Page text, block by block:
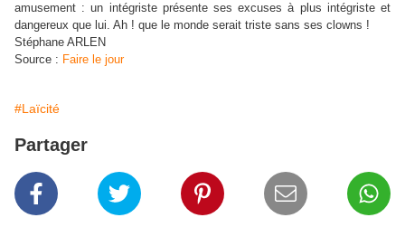
amusement : un intégriste présente ses excuses à plus intégriste et
dangereux que lui. Ah ! que le monde serait triste sans ses clowns !
Stéphane ARLEN
Source : Faire le jour
#Laïcité
Partager